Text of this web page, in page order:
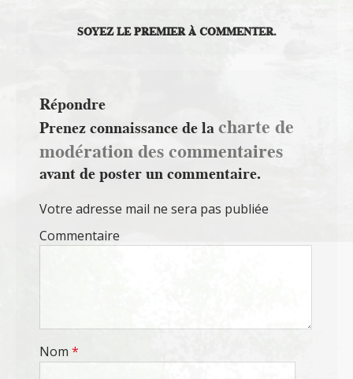
SOYEZ LE PREMIER À COMMENTER.
Répondre
Prenez connaissance de lacharte de
modération des commentaires
avant de poster un commentaire.
Votre adresse mail ne sera pas publiée
Commentaire
Nom *